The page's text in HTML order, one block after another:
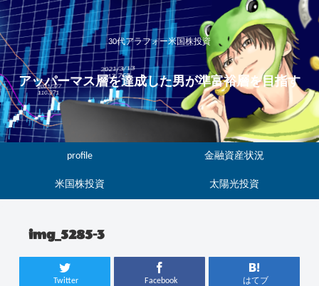
30代アラフォー米国株投資
アッパーマス層を達成した男が準富裕層を目指す
profile 金融資産状況
米国株投資 太陽光投資
img_5285-3
Twitter Facebook はてブ